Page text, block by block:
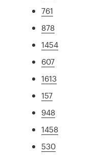
761
878
1454
607
1613
157
948
1458
530